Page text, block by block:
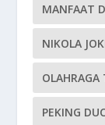
MANFAAT
NIKOLA
OLAHRAGA
PEKING